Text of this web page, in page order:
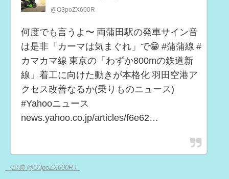
@O3poZX600R
何度でも言うよ〜 両蒲田駅の発車サイン音
は是非「カーマは気まぐれ」で😁 #蒲蒲線 #
カマカマ線 東京の「わずか800mの鉄道新
線」着工に向けた動きが本格化 羽田空港ア
クセス改善なるか(乗りものニュース)
#Yahooニュース
news.yahoo.co.jp/articles/f6e62…
（出典 @O3poZX600R）